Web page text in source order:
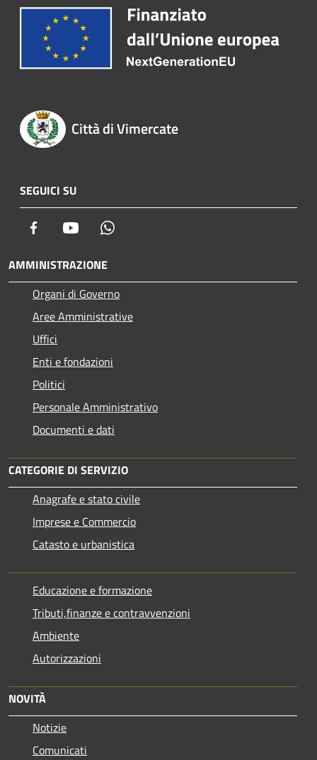
Città di Vimercate
SEGUICI SU
Facebook Youtube
AMMINISTRAZIONE
Organi di Governo
Aree Amministrative
Uffici
Enti e fondazioni
Politici
Personale Amministrativo
Documenti e dati
CATEGORIE DI SERVIZIO
Anagrafe e stato civile
Imprese e Commercio
Catasto e urbanistica
Educazione e formazione
Tributi,finanze e contravvenzioni
Ambiente
Autorizzazioni
NOVITÀ
Notizie
Comunicati